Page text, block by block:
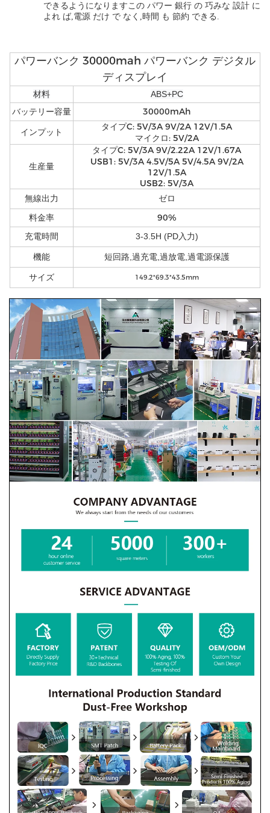
できるようになりますこの パワー 銀行 の 巧みな 設計 に
よれ ば,電源 だけ で なく,時間 も 節約 できる.
パワーバンク 30000mah パワーバンク デジタル
ディスプレイ
材料
ABS+PC
バッテリー容量
30000mAh
インプット
タイプC: 5V/3A 9V/2A 12V/1.5A
マイクロ: 5V/2A
生産量
タイプC: 5V/3A 9V/2.22A 12V/1.67A
USB1: 5V/3A 4.5V/5A 5V/4.5A 9V/2A
12V/1.5A
USB2: 5V/3A
無線出力
ゼロ
料金率
90%
充電時間 3-3.5H (PD入力)
機能 短回路,過充電,過放電,過電源保護
サイズ 149.2*69.3*43.5mm